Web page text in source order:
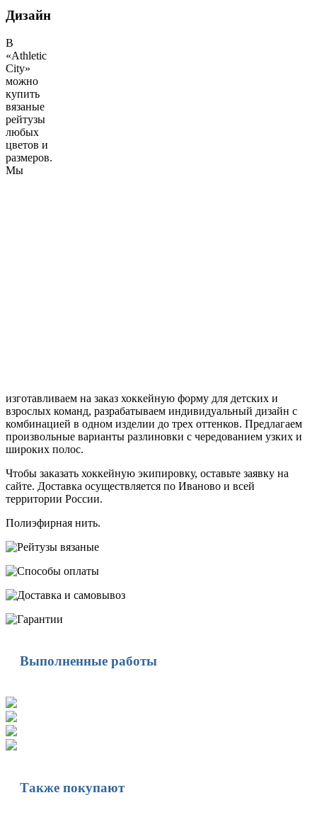
Дизайн
В
«Athletic
City»
можно
купить
вязаные
рейтузы
любых
цветов и
размеров.
Мы
изготавливаем на заказ хоккейную форму для детских и
взрослых команд, разрабатываем индивидуальный дизайн с
комбинацией в одном изделии до трех оттенков. Предлагаем
произвольные варианты разлиновки с чередованием узких и
широких полос.
Чтобы заказать хоккейную экипировку, оставьте заявку на
сайте. Доставка осуществляется по Иваново и всей
территории России.
Полиэфирная нить.
Выполненные работы
Также покупают